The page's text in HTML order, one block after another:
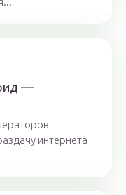
—
интернета